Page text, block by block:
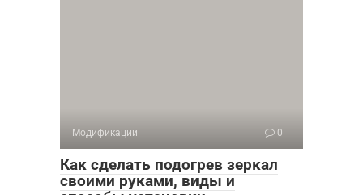
Модификации 0
Как сделать подогрев зеркал
своими руками, виды и